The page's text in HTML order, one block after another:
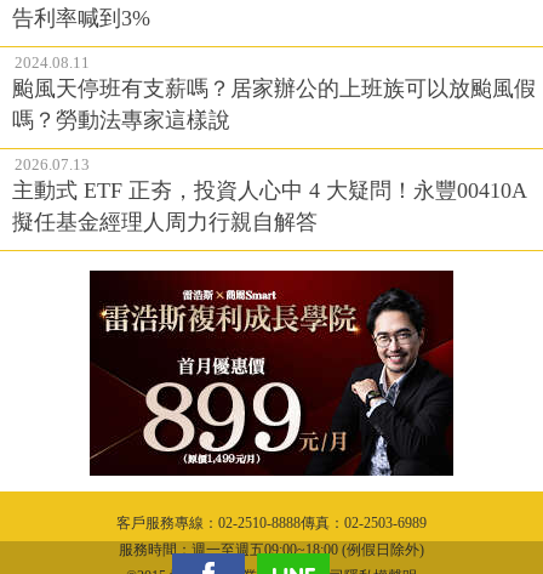
告利率喊到3%
2024.08.11
颱風天停班有支薪嗎？居家辦公的上班族可以放颱風假
嗎？勞動法專家這樣說
2026.07.13
主動式 ETF 正夯，投資人心中 4 大疑問！永豐00410A
擬任基金經理人周力行親自解答
客戶服務專線：02-2510-8888傳真：02-2503-6989
服務時間：週一至週五09:00~18:00 (例假日除外)